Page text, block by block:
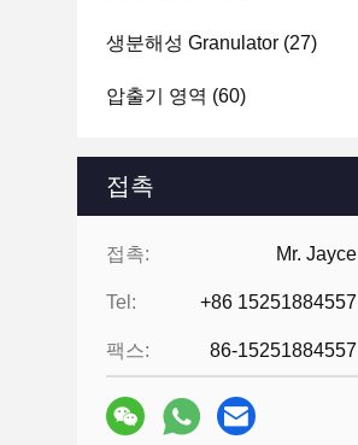
생분해성 Granulator (27)
압출기 영역 (60)
접촉
접촉: Mr. Jayce
Tel: +86 15251884557
팩스: 86-15251884557